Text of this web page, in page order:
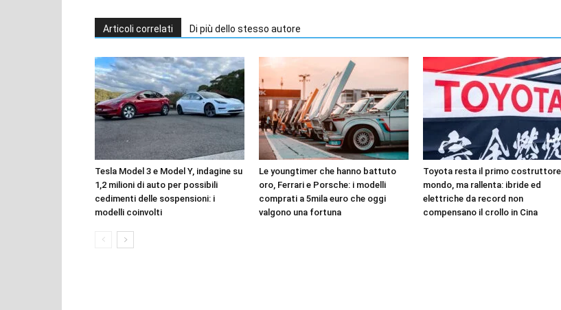
Articoli correlati Di più dello stesso autore
Tesla Model 3 e Model Y, indagine su
1,2 milioni di auto per possibili
cedimenti delle sospensioni: i
modelli coinvolti
Le youngtimer che hanno battuto
oro, Ferrari e Porsche: i modelli
comprati a 5mila euro che oggi
valgono una fortuna
Toyota resta il primo
mondo, ma rallenta: ibride ed
elettriche da record non
compensano il crollo in Cina